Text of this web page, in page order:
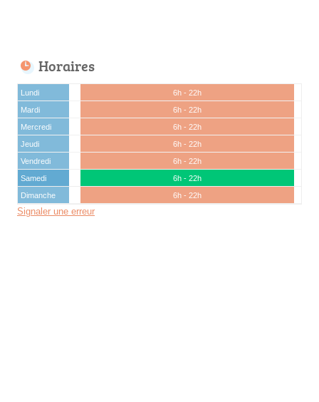
Horaires
Lundi
6h - 22h
Mardi
6h - 22h
Mercredi
6h - 22h
Jeudi
6h - 22h
Vendredi
6h - 22h
Samedi
6h - 22h
Dimanche
6h - 22h
Signaler une erreur